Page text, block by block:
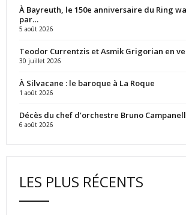
À Bayreuth, le 150e anniversaire du Ring
par…
5 août 2026
Teodor Currentzis et Asmik Grigorian en
30 juillet 2026
À Silvacane : le baroque à La Roque
1 août 2026
Décès du chef d’orchestre Bruno
6 août 2026
LES PLUS RÉCENTS